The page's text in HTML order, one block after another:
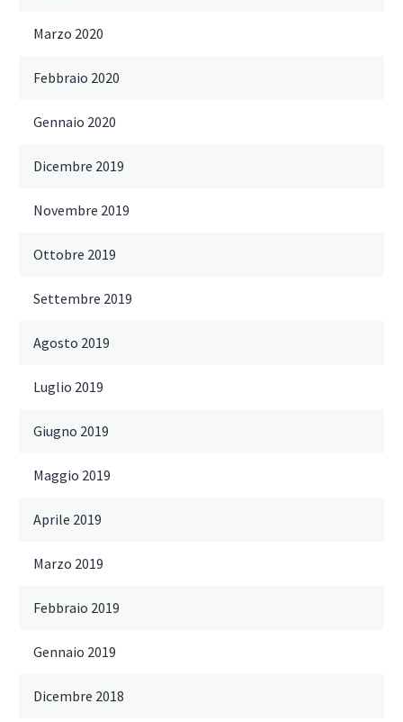
Marzo 2020
Febbraio 2020
Gennaio 2020
Dicembre 2019
Novembre 2019
Ottobre 2019
Settembre 2019
Agosto 2019
Luglio 2019
Giugno 2019
Maggio 2019
Aprile 2019
Marzo 2019
Febbraio 2019
Gennaio 2019
Dicembre 2018